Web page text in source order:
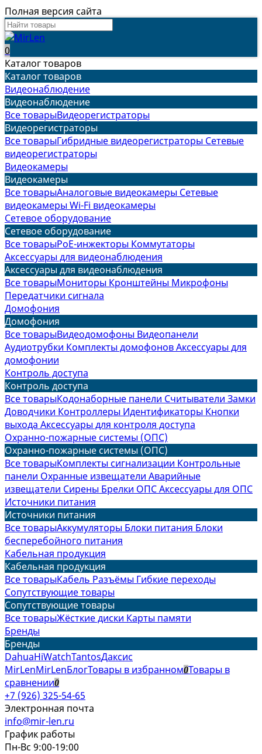
Полная версия сайта
0
Каталог товаров
Каталог товаров
Видеонаблюдение
Видеонаблюдение
Все товарыВидеорегистраторы
Видеорегистраторы
Все товарыГибридные видеорегистраторы Сетевые
видеорегистраторы
Видеокамеры
Видеокамеры
Все товарыАналоговые видеокамеры Сетевые
видеокамерыWi-Fi видеокамеры
Сетевое оборудование
Сетевое оборудование
Все товарыPoE-инжекторы Коммутаторы
Аксессуары для видеонаблюдения
Аксессуары для видеонаблюдения
Все товарыМониторы Кронштейны Микрофоны
Передатчики сигнала
Домофония
Домофония
Все товарыВидеодомофоны Видеопанели
Аудиотрубки Комплекты домофоновАксессуары для
домофонии
Контроль доступа
Контроль доступа
Все товарыКодонаборные панели Считыватели Замки
Доводчики Контроллеры Идентификаторы Кнопки
выхода Аксессуары для контроля доступа
Охранно-пожарные системы (ОПС)
Охранно-пожарные системы (ОПС)
Все товарыКомплекты сигнализации Контрольные
панели Охранные извещатели Аварийные
извещатели Сирены Брелки ОПСАксессуары для ОПС
Источники питания
Источники питания
Все товарыАккумуляторы Блоки питания Блоки
бесперебойного питания
Кабельная продукция
Кабельная продукция
Все товарыКабель Разъёмы Гибкие переходы
Сопутствующие товары
Сопутствующие товары
Все товарыЖёсткие диски Карты памяти
Бренды
Бренды
DahuaHiWatchTantosДаксис
MirLenMirLenБлогТовары в избранном0Товары в
сравнении0
+7 (926) 325-54-65
Электронная почта
info@mir-len.ru
График работы
Пн-Вс 9:00-19:00